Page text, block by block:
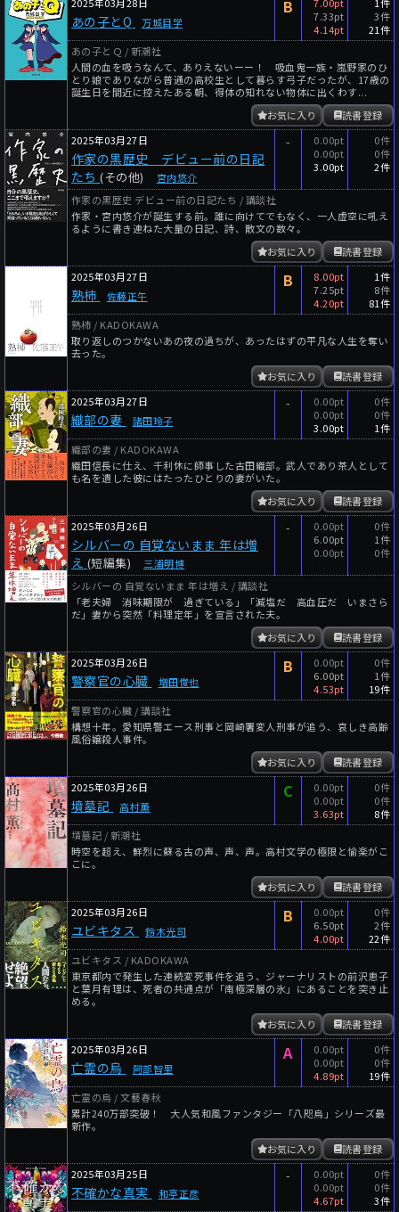
あの子とQ 万城目学
B
7.33pt
4.14pt
3件
21件
あの子とＱ / 新潮社
人間の血を吸うなんて、ありえないーー！ 吸血鬼一族・嵐野家のひ
とり娘でありながら普通の高校生として暮らす弓子だったが、17歳の
誕生日を間近に控えたある朝、得体の知れない物体に出くわす...
読書登録
お気に入り
2025年03月27日
作家の黒歴史 デビュー前の日記
たち (その他) 宮内悠介
-
0.00pt
0.00pt
3.00pt
0件
0件
2件
作家の黒歴史 デビュー前の日記たち / 講談社
作家・宮内悠介が誕生する前。誰に向けてでもなく、一人虚空に吼え
るように書き連ねた大量の日記、詩、散文の数々。
読書登録
お気に入り
2025年03月27日
熟柿 佐藤正午
B
8.00pt
7.25pt
4.20pt
1件
8件
81件
熟柿 / KADOKAWA
取り返しのつかないあの夜の過ちが、あったはずの平凡な人生を奪い
去った。
読書登録
お気に入り
2025年03月27日
織部の妻 諸田玲子
-
0.00pt
0.00pt
3.00pt
0件
0件
1件
織部の妻 / KADOKAWA
織田信長に仕え、千利休に師事した古田織部。武人であり茶人として
も名を遺した彼にはたったひとりの妻がいた。
読書登録
お気に入り
2025年03月26日
シルバーの 自覚ないまま 年は増
え (短編集) 三浦明博
-
0.00pt
6.00pt
0.00pt
0件
1件
0件
シルバーの 自覚ないまま 年は増え / 講談社
「老夫婦 消味期限が 過ぎている」「減塩だ 高血圧だ いまさら
だ」妻から突然「料理定年」を宣言された夫。
読書登録
お気に入り
2025年03月26日
警察官の心臓 増田俊也
B
0.00pt
6.00pt
4.53pt
0件
1件
19件
警察官の心臓 / 講談社
構想十年。愛知県警エース刑事と岡崎署変人刑事が追う、哀しき高齢
風俗嬢殺人事件。
読書登録
お気に入り
2025年03月26日
墳墓記 高村薫
C
0.00pt
0.00pt
3.63pt
0件
0件
8件
墳墓記 / 新潮社
時空を超え、鮮烈に蘇る古の声、声、声。高村文学の極限と愉楽がこ
こに。
読書登録
お気に入り
2025年03月26日
ユビキタス 鈴木光司
B
0.00pt
6.50pt
4.00pt
0件
2件
22件
ユビキタス / KADOKAWA
東京都内で発生した連続変死事件を追う、ジャーナリストの前沢恵子
と葉月有理は、死者の共通点が「南極深層の氷」にあることを突き止
める。
読書登録
お気に入り
2025年03月26日
亡霊の烏 阿部智里
A
0.00pt
0.00pt
4.89pt
0件
0件
19件
亡霊の烏 / 文藝春秋
累計240万部突破！ 大人気和風ファンタジー「八咫烏」シリーズ最
新作。
読書登録
お気に入り
2025年03月25日
不確かな真実 和亭正彦
-
0.00pt
0.00pt
4.67pt
0件
0件
3件